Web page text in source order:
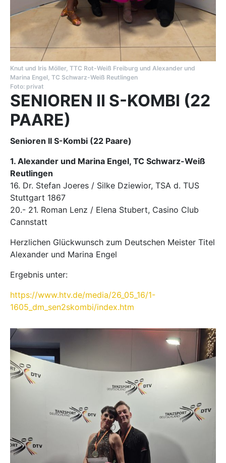
Knut und Iris Möller, TTC Rot-Weiß Freiburg und Alexander und
Marina Engel, TC Schwarz-Weiß Reutlingen
Foto: privat
SENIOREN II S-KOMBI (22
PAARE)
Senioren II S-Kombi (22 Paare)
1. Alexander und Marina Engel, TC Schwarz-Weiß
Reutlingen
16. Dr. Stefan Joeres / Silke Dziewior, TSA d. TUS
Stuttgart 1867
20.- 21. Roman Lenz / Elena Stubert, Casino Club
Cannstatt
Herzlichen Glückwunsch zum Deutschen Meister Titel
Alexander und Marina Engel
Ergebnis unter:
https://www.htv.de/media/26_05_16/1-
1605_dm_sen2skombi/index.htm